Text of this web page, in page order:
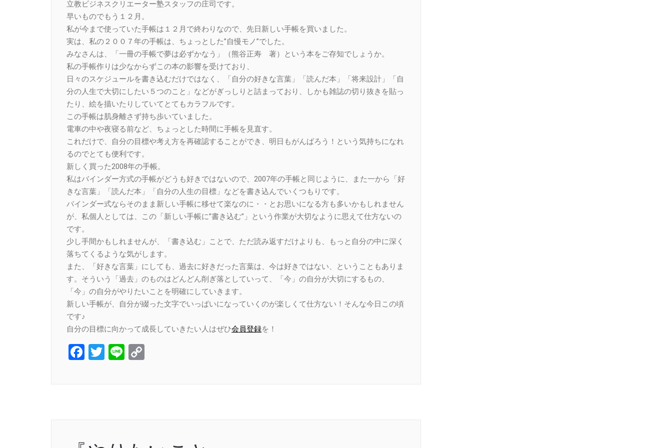
立教ビジネスクリエーター塾スタッフの庄司です。
早いものでもう１２月。
私が今まで使っていた手帳は１２月で終わりなので、先日新しい手帳を買いました。
実は、私の２００７年の手帳は、ちょっとした”自慢モノ”でした。
みなさんは、「一冊の手帳で夢は必ずかなう」（熊谷正寿 著）という本をご存知でしょうか。
私の手帳作りは少なからずこの本の影響を受けており、
日々のスケジュールを書き込むだけではなく、「自分の好きな言葉」「読んだ本」「将来設計」「自
分の人生で大切にしたい５つのこと」などがぎっしりと詰まっており、しかも雑誌の切り抜きを貼っ
たり、絵を描いたりしていてとてもカラフルです。
この手帳は肌身離さず持ち歩いていました。
電車の中や夜寝る前など、ちょっとした時間に手帳を見直す。
これだけで、自分の目標や考え方を再確認することができ、明日もがんばろう！という気持ちになれ
るのでとても便利です。
新しく買った2008年の手帳。
私はバインダー方式の手帳がどうも好きではないので、2007年の手帳と同じように、また一から「好
きな言葉」「読んだ本」「自分の人生の目標」などを書き込んでいくつもりです。
バインダー式ならそのまま新しい手帳に移せて楽なのに・・とお思いになる方も多いかもしれません
が、私個人としては、この「新しい手帳に”書き込む”」という作業が大切なように思えて仕方ないの
です。
少し手間かもしれませんが、「書き込む」ことで、ただ読み返すだけよりも、もっと自分の中に深く
落ちてくるような気がします。
また、「好きな言葉」にしても、過去に好きだった言葉は、今は好きではない、ということもありま
す。そういう「過去」のものはどんどん削ぎ落としていって、「今」の自分が大切にするもの、
「今」の自分がやりたいことを明確にしていきます。
新しい手帳が、自分が綴った文字でいっぱいになっていくのが楽しくて仕方ない！そんな今日この頃
です♪
自分の目標に向かって成長していきたい人はぜひ会員登録を！
Facebook
Twitter
Line